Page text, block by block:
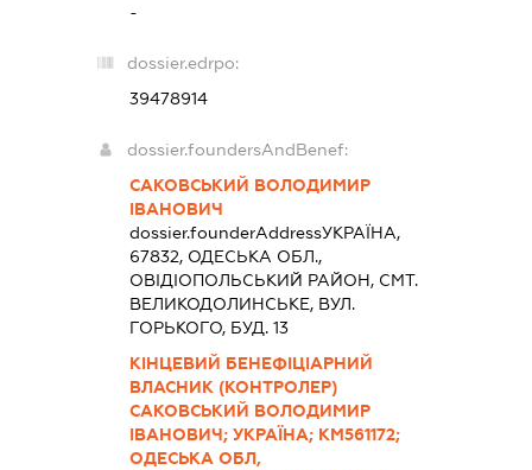
-
dossier.edrpo:
39478914
dossier.foundersAndBenef:
САКОВСЬКИЙ ВОЛОДИМИР
ІВАНОВИЧ
dossier.founderAddressУКРАЇНА,
67832, ОДЕСЬКА ОБЛ.,
ОВIДIОПОЛЬСЬКИЙ РАЙОН, СМТ.
ВЕЛИКОДОЛИНСЬКЕ, ВУЛ.
ГОРЬКОГО, БУД. 13
КІНЦЕВИЙ БЕНЕФІЦІАРНИЙ
ВЛАСНИК (КОНТРОЛЕР)
САКОВСЬКИЙ ВОЛОДИМИР
ІВАНОВИЧ; УКРАЇНА; КМ561172;
ОДЕСЬКА ОБЛ,